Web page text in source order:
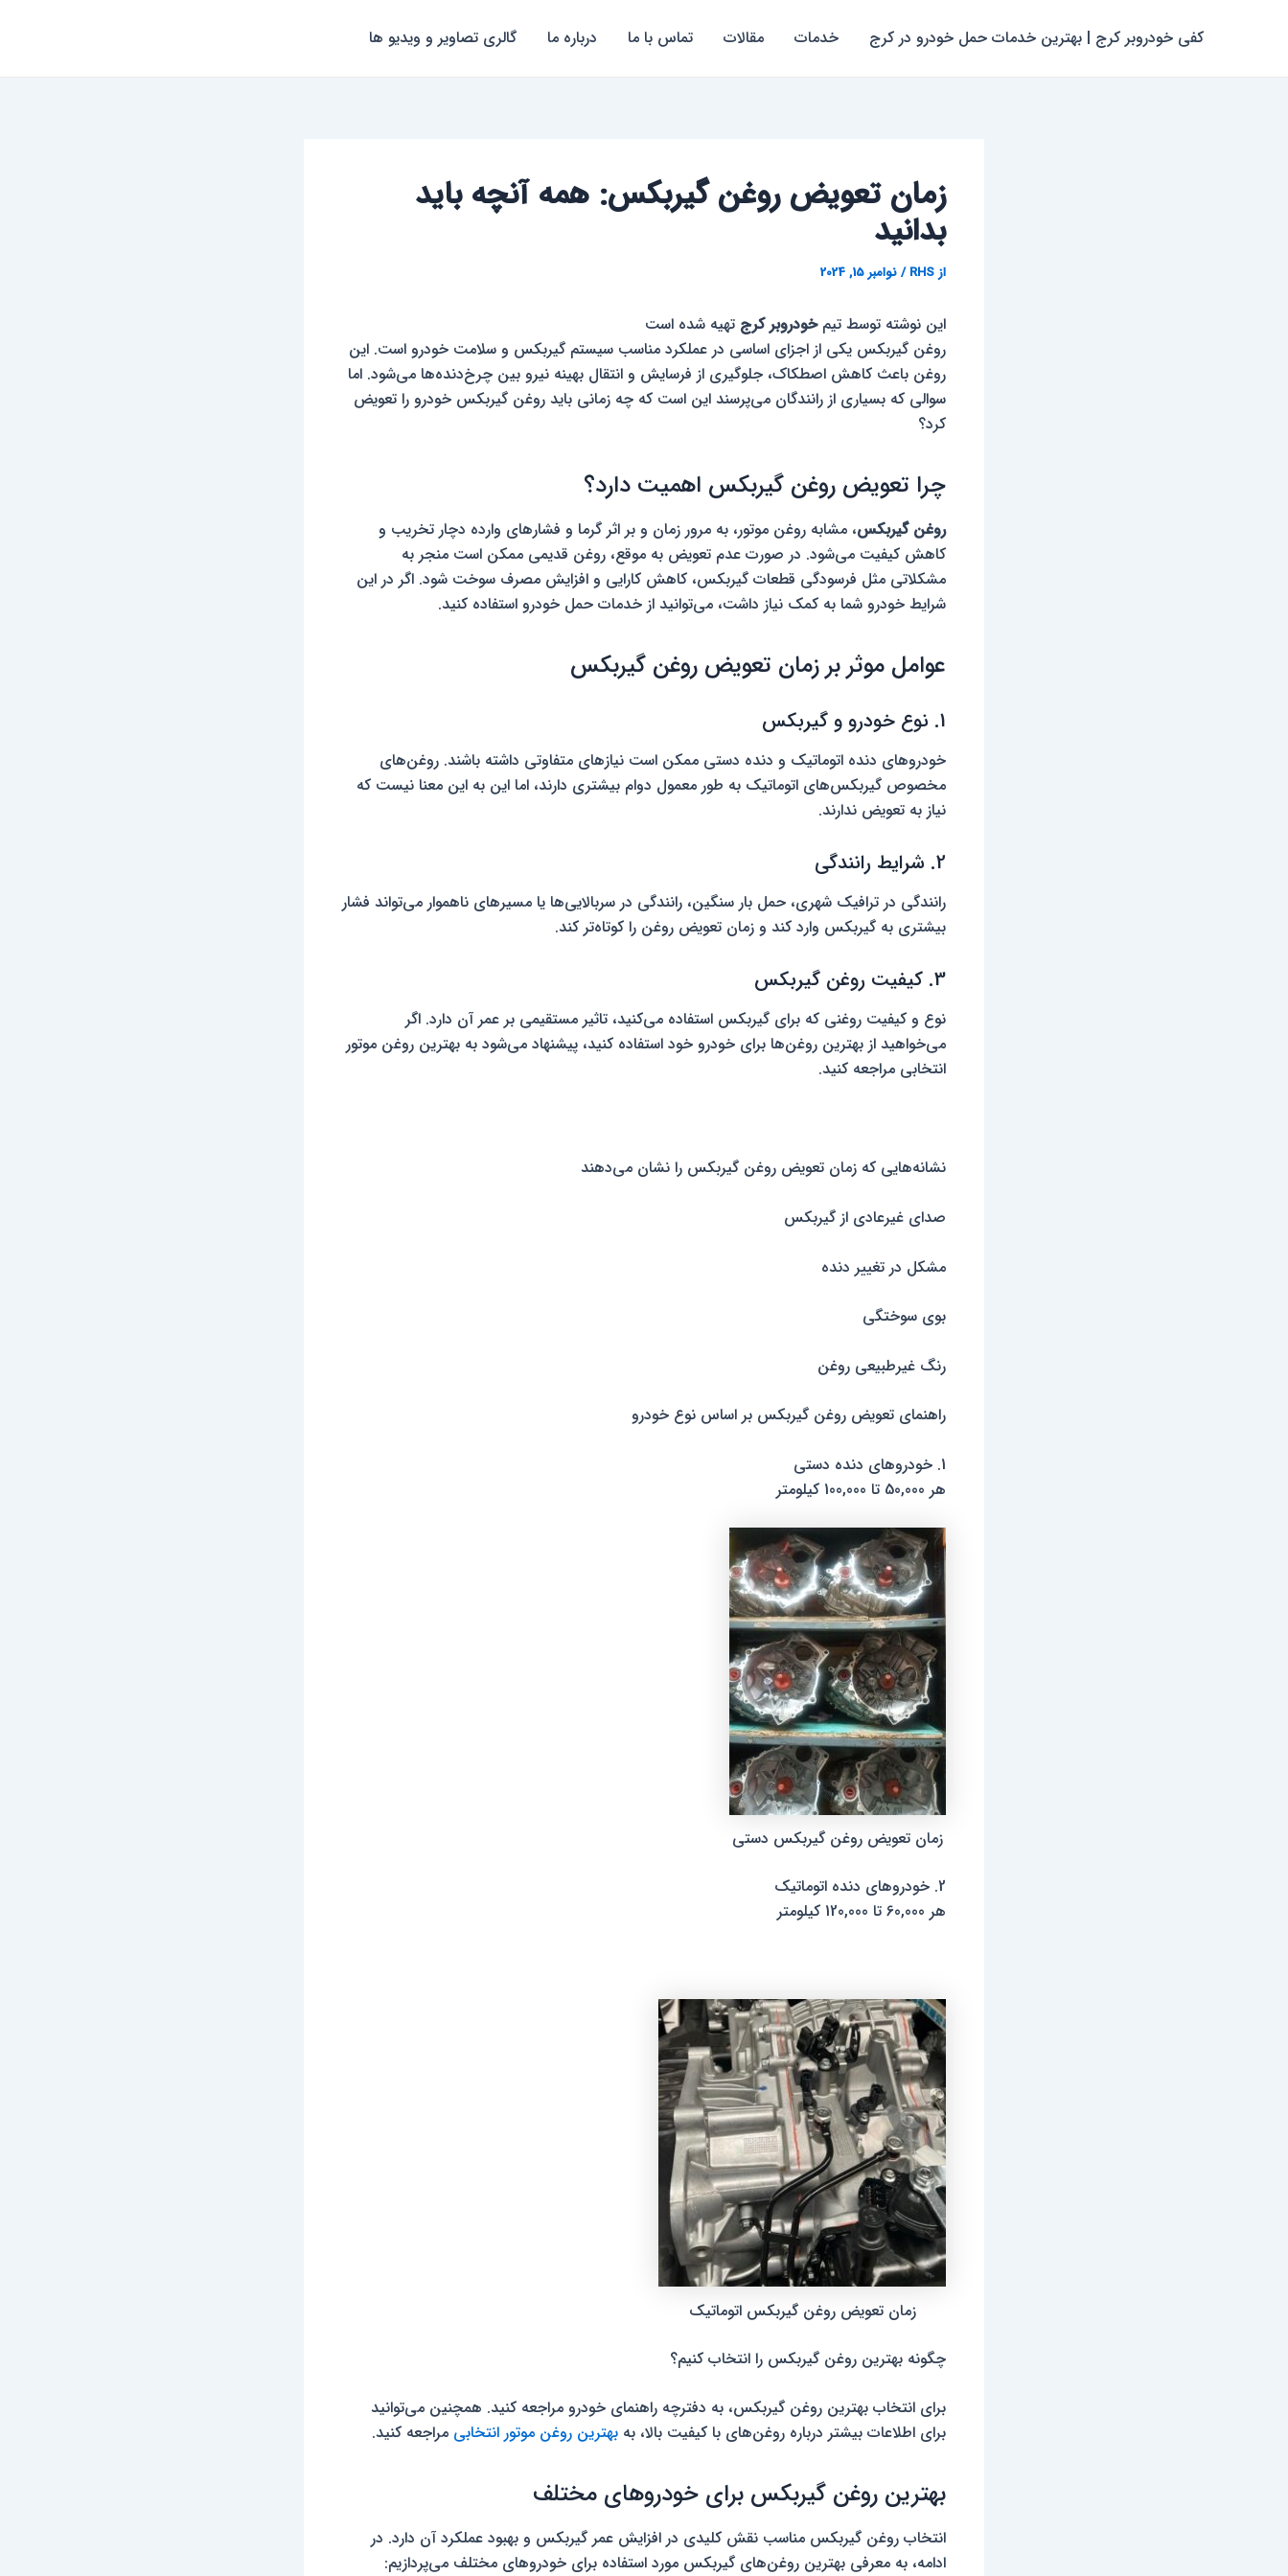
کفی خودروبر کرج | بهترین خدمات حمل خودرو در کرج خدمات مقالات تماس با ما درباره ما گالری تصاویر و ویدیو ها
زمان تعویض روغن گیربکس: همه آنچه باید
بدانید
از RHS
/نوامبر 15, 2024
این نوشته توسط تیمخودروبر کرج تهیه شده است
روغن گیربکس یکی از اجزای اساسی در عملکرد مناسب سیستم گیربکس و سلامت خودرو است. این
روغن باعث کاهش اصطکاک، جلوگیری از فرسایش و انتقال بهینه نیرو بین چرخ‌دنده‌ها می‌شود. اما
سوالی که بسیاری از رانندگان می‌پرسند این است که چه زمانی باید روغن گیربکس خودرو را تعویض
کرد؟
چرا تعویض روغن گیربکس اهمیت دارد؟
روغن گیربکس، مشابه روغن موتور، به مرور زمان و بر اثر گرما و فشارهای وارده دچار تخریب و
کاهش کیفیت می‌شود. در صورت عدم تعویض به موقع، روغن قدیمی ممکن است منجر به
مشکلاتی مثل فرسودگی قطعات گیربکس، کاهش کارایی و افزایش مصرف سوخت شود. اگر در این
شرایط خودرو شما به کمک نیاز داشت، می‌توانید از خدمات حمل خودرو استفاده کنید.
عوامل موثر بر زمان تعویض روغن گیربکس
1. نوع خودرو و گیربکس
خودروهای دنده اتوماتیک و دنده دستی ممکن است نیازهای متفاوتی داشته باشند. روغن‌های
مخصوص گیربکس‌های اتوماتیک به طور معمول دوام بیشتری دارند، اما این به این معنا نیست که
نیاز به تعویض ندارند.
2. شرایط رانندگی
رانندگی در ترافیک شهری، حمل بار سنگین، رانندگی در سربالایی‌ها یا مسیرهای ناهموار می‌تواند فشار
بیشتری به گیربکس وارد کند و زمان تعویض روغن را کوتاه‌تر کند.
3. کیفیت روغن گیربکس
نوع و کیفیت روغنی که برای گیربکس استفاده می‌کنید، تاثیر مستقیمی بر عمر آن دارد. اگر
می‌خواهید از بهترین روغن‌ها برای خودرو خود استفاده کنید، پیشنهاد می‌شود به بهترین روغن موتور
انتخابی مراجعه کنید.
نشانه‌هایی که زمان تعویض روغن گیربکس را نشان می‌دهند
صدای غیرعادی از گیربکس
مشکل در تغییر دنده
بوی سوختگی
رنگ غیرطبیعی روغن
راهنمای تعویض روغن گیربکس بر اساس نوع خودرو
1. خودروهای دنده دستی
هر 50,000 تا 100,000 کیلومتر
زمان تعویض روغن گیربکس دستی
2. خودروهای دنده اتوماتیک
هر 60,000 تا 120,000 کیلومتر
زمان تعویض روغن گیربکس اتوماتیک
چگونه بهترین روغن گیربکس را انتخاب کنیم؟
برای انتخاب بهترین روغن گیربکس، به دفترچه راهنمای خودرو مراجعه کنید. همچنین می‌توانید
برای اطلاعات بیشتر درباره روغن‌های با کیفیت بالا، به بهترین روغن موتور انتخابی مراجعه کنید.
بهترین روغن گیربکس برای خودروهای مختلف
انتخاب روغن گیربکس مناسب نقش کلیدی در افزایش عمر گیربکس و بهبود عملکرد آن دارد. در
ادامه، به معرفی بهترین روغن‌های گیربکس مورد استفاده برای خودروهای مختلف می‌پردازیم:
نوشته